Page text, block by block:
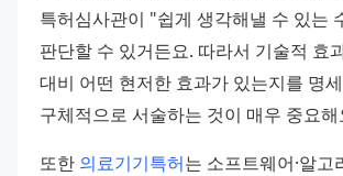
특허심사관이 "쉽게 생각해낼 수 있는
판단할 수 있거든요. 따라서 기술적 효
대비 어떤 현저한 효과가 있는지를 명
구체적으로 서술하는 것이 매우 중요해
또한 의료기기특허는 소프트웨어·알고